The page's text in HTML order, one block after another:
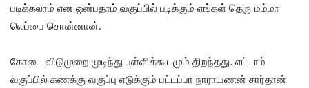
படிக்கலாம் என ஒன்பதாம் வகுப்பில் படிக்கும் எங்கள் தெரு மம்மா
லெப்பை சொன்னான்.
கோடை விடுமுறை முடிந்து பள்ளிக்கூடமும் திறந்தது. எட்டாம்
வகுப்பில் கணக்கு வகுப்பு எடுக்கும் பட்டப்பா நாராயணன் சார்தான்